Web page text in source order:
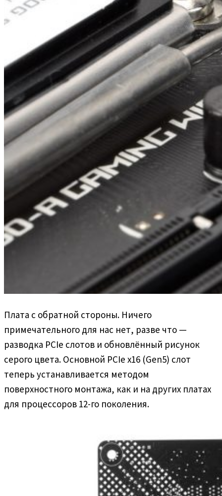
Плата с обратной стороны. Ничего
примечательного для нас нет, разве что —
разводка PCIe слотов и обновлённый рисунок
серого цвета. Основной PCIe x16 (Gen5) слот
теперь устанавливается методом
поверхностного монтажа, как и на других платах
для процессоров 12-го поколения.